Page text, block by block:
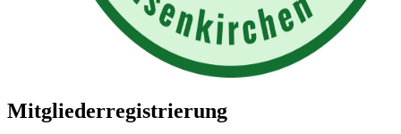
Mitgliederregistrierung